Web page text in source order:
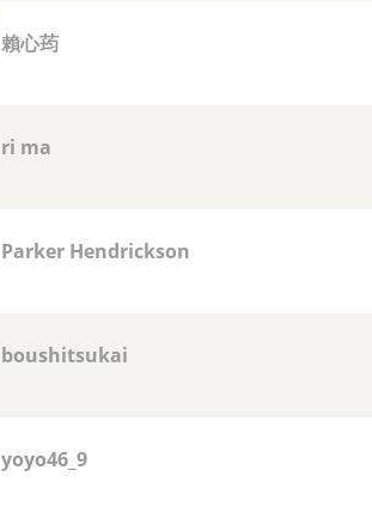
賴心荺
ri ma
Parker Hendrickson
boushitsukai
yoyo46_9